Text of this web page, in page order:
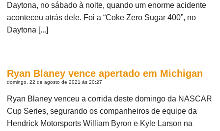
Daytona, no sábado à noite, quando um enorme acidente
aconteceu atrás dele. Foi a “Coke Zero Sugar 400”, no
Daytona [...]
Ryan Blaney vence apertado em Michigan
domingo, 22 de agosto de 2021 às 20:27
Ryan Blaney venceu a corrida deste domingo da NASCAR
Cup Series, segurando os companheiros de equipe da
Hendrick Motorsports William Byron e Kyle Larson na